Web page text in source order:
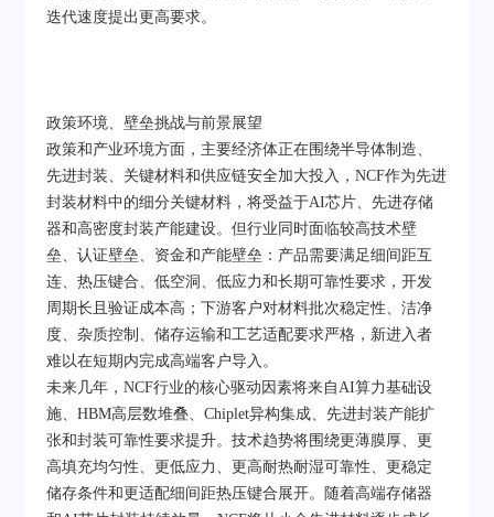
迭代速度提出更高要求。
政策环境、壁垒挑战与前景展望
政策和产业环境方面，主要经济体正在围绕半导体制造、
先进封装、关键材料和供应链安全加大投入，NCF作为先进
封装材料中的细分关键材料，将受益于AI芯片、先进存储
器和高密度封装产能建设。但行业同时面临较高技术壁
垒、认证壁垒、资金和产能壁垒：产品需要满足细间距互
连、热压键合、低空洞、低应力和长期可靠性要求，开发
周期长且验证成本高；下游客户对材料批次稳定性、洁净
度、杂质控制、储存运输和工艺适配要求严格，新进入者
难以在短期内完成高端客户导入。
未来几年，NCF行业的核心驱动因素将来自AI算力基础设
施、HBM高层数堆叠、Chiplet异构集成、先进封装产能扩
张和封装可靠性要求提升。技术趋势将围绕更薄膜厚、更
高填充均匀性、更低应力、更高耐热耐湿可靠性、更稳定
储存条件和更适配细间距热压键合展开。随着高端存储器